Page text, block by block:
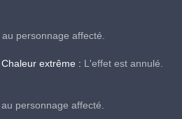
au personnage affecté.
Chaleur extrême : L'effet est annulé.
au personnage affecté.